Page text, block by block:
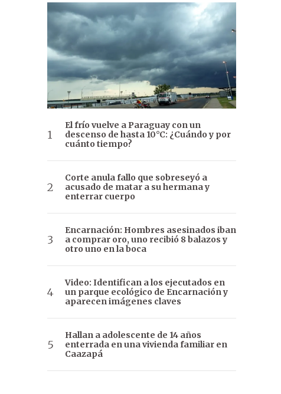
El frío vuelve a Paraguay con un
descenso de hasta 10°C: ¿Cuándo y por
cuánto tiempo?
Corte anula fallo que sobreseyó a
acusado de matar a su hermana y
enterrar cuerpo
Encarnación: Hombres asesinados iban
a comprar oro, uno recibió 8 balazos y
otro uno en la boca
Video: Identifican a los ejecutados en
un parque ecológico de Encarnación y
aparecen imágenes claves
Hallan a adolescente de 14 años
enterrada en una vivienda familiar en
Caazapá